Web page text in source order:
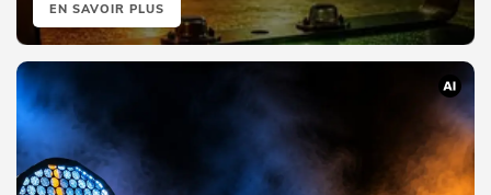
EN SAVOIR PLUS